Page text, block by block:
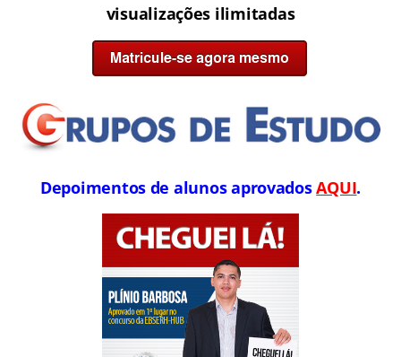
visualizações ilimitadas
Depoimentos de alunos aprovadosAQUI.